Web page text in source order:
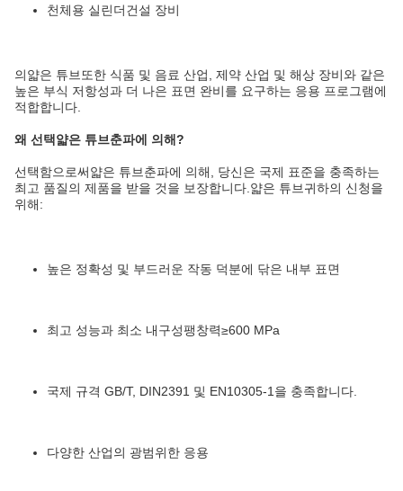
천체용 실린더건설 장비
의얇은 튜브 또한 식품 및 음료 산업, 제약 산업 및 해상 장비와 같은
높은 부식 저항성과 더 나은 표면 완비를 요구하는 응용 프로그램에
적합합니다.
왜 선택얇은 튜브춘파에 의해?
선택함으로써얇은 튜브춘파에 의해, 당신은 국제 표준을 충족하는
최고 품질의 제품을 받을 것을 보장합니다. 얇은 튜브귀하의 신청을
위해:
높은 정확성 및 부드러운 작동 덕분에 닦은 내부 표면
최고 성능과 최소 내구성팽창력≥600 MPa
국제 규격 GB/T, DIN2391 및 EN10305-1을 충족합니다.
다양한 산업의 광범위한 응용